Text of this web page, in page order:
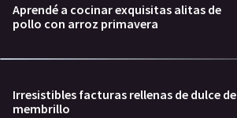
Aprendé a cocinar exquisitas alitas de
pollo con arroz primavera
Irresistibles facturas rellenas de dulce de
membrillo